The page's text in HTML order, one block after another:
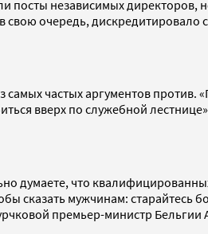
посты независимых
свою очередь,
самых частых аргументов
вверх по служебной
думаете, что
сказать мужчинам:
премьер-министр Бельгии